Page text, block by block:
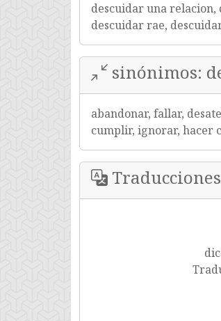
descuidar una relacion,
descuidar rae,
sinónimos:
abandonar, fallar,
cumplir, ignorar, hacer